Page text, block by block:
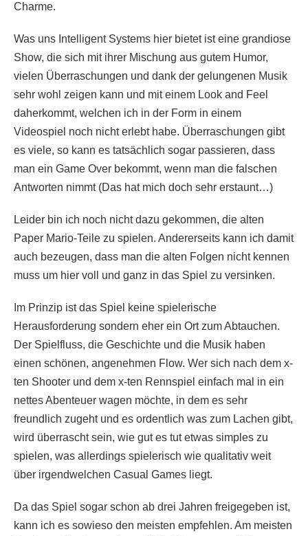
Charme.
Was uns Intelligent Systems hier bietet ist eine grandiose
Show, die sich mit ihrer Mischung aus gutem Humor,
vielen Überraschungen und dank der gelungenen Musik
sehr wohl zeigen kann und mit einem Look and Feel
daherkommt, welchen ich in der Form in einem
Videospiel noch nicht erlebt habe. Überraschungen gibt
es viele, so kann es tatsächlich sogar passieren, dass
man ein Game Over bekommt, wenn man die falschen
Antworten nimmt (Das hat mich doch sehr erstaunt…)
Leider bin ich noch nicht dazu gekommen, die alten
Paper Mario-Teile zu spielen. Andererseits kann ich damit
auch bezeugen, dass man die alten Folgen nicht kennen
muss um hier voll und ganz in das Spiel zu versinken.
Im Prinzip ist das Spiel keine spielerische
Herausforderung sondern eher ein Ort zum Abtauchen.
Der Spielfluss, die Geschichte und die Musik haben
einen schönen, angenehmen Flow. Wer sich nach dem x-
ten Shooter und dem x-ten Rennspiel einfach mal in ein
nettes Abenteuer wagen möchte, in dem es sehr
freundlich zugeht und es ordentlich was zum Lachen gibt,
wird überrascht sein, wie gut es tut etwas simples zu
spielen, was allerdings spielerisch wie qualitativ weit
über irgendwelchen Casual Games liegt.
Da das Spiel sogar schon ab drei Jahren freigegeben ist,
kann ich es sowieso den meisten empfehlen. Am meisten